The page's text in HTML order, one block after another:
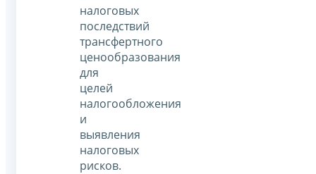
налоговых
последствий
трансфертного
ценообразования
для
целей
налогообложения
и
выявления
налоговых
рисков.